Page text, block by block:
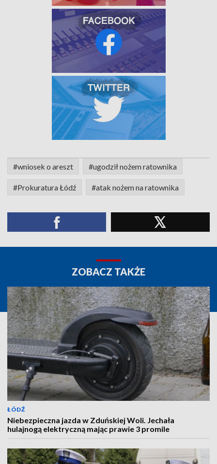
#wniosek o areszt #ugodził nożem ratownika
#Prokuratura Łódź #atak nożem na ratownika
ZOBACZ TAKŻE
ŁÓDŹ
Niebezpieczna jazda w Zduńskiej Woli. Jechała
hulajnogą elektryczną mając prawie 3 promile